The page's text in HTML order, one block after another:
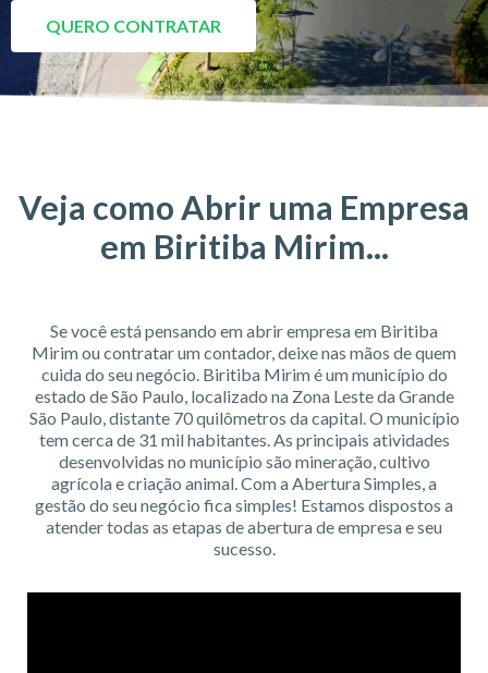
QUERO CONTRATAR
Veja como Abrir uma Empresa
em Biritiba Mirim...
Se você está pensando em abrir empresa em Biritiba
Mirim ou contratar um contador, deixe nas mãos de quem
cuida do seu negócio. Biritiba Mirim é um município do
estado de São Paulo, localizado na Zona Leste da Grande
São Paulo, distante 70 quilômetros da capital. O município
tem cerca de 31 mil habitantes. As principais atividades
desenvolvidas no município são mineração, cultivo
agrícola e criação animal. Com a Abertura Simples, a
gestão do seu negócio fica simples! Estamos dispostos a
atender todas as etapas de abertura de empresa e seu
sucesso.